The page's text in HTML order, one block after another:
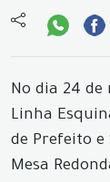
No dia 24 de
Linha
de Prefeito
Mesa